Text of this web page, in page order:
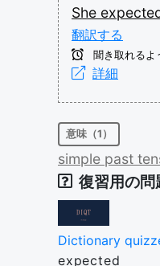
She
翻訳する
聞き取れるよ
詳細
意味（1）
simple past
復習用の問
Dictionary
expected